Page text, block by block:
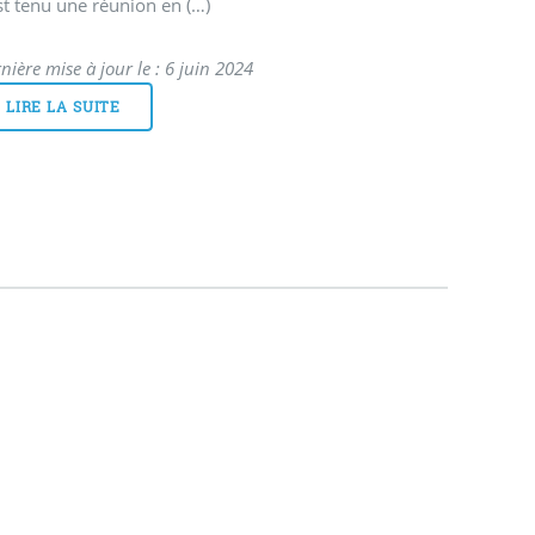
mise à jour le : 6 juin 2024
LIRE LA SUITE